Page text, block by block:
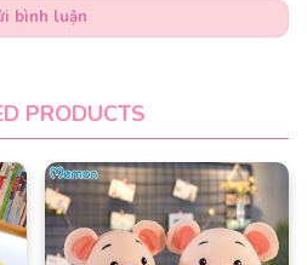
bình luận
PRODUCTS